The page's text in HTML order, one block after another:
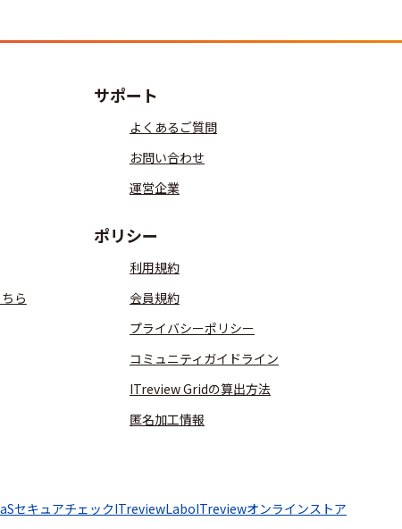
ら
サポート
よくあるご質問
お問い合わせ
運営企業
ポリシー
利用規約
会員規約
プライバシーポリシー
コミュニティガイドライン
ITreview Gridの算出方法
匿名加工情報
セキュアチェックITreviewLaboITreviewオンラインストア